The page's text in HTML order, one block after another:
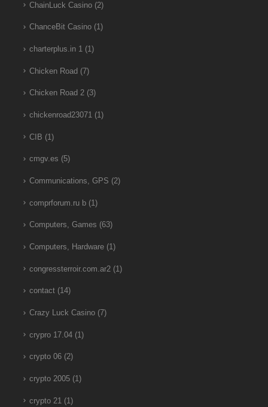
ChainLuck Casino(2)
ChanceBit Casino(1)
charterplus.in 1(1)
Chicken Road (7)
Chicken Road 2(3)
chickenroad23071(1)
CIB (1)
cmgv.es (5)
Communications, GPS (2)
comprforum.ru b(1)
Computers, Games (63)
Computers, Hardware(1)
congressterroir.com.ar2(1)
contact(14)
Crazy Luck Casino(7)
crypro 17.04(1)
crypto 06(2)
crypto 2005(1)
crypto 21 (1)